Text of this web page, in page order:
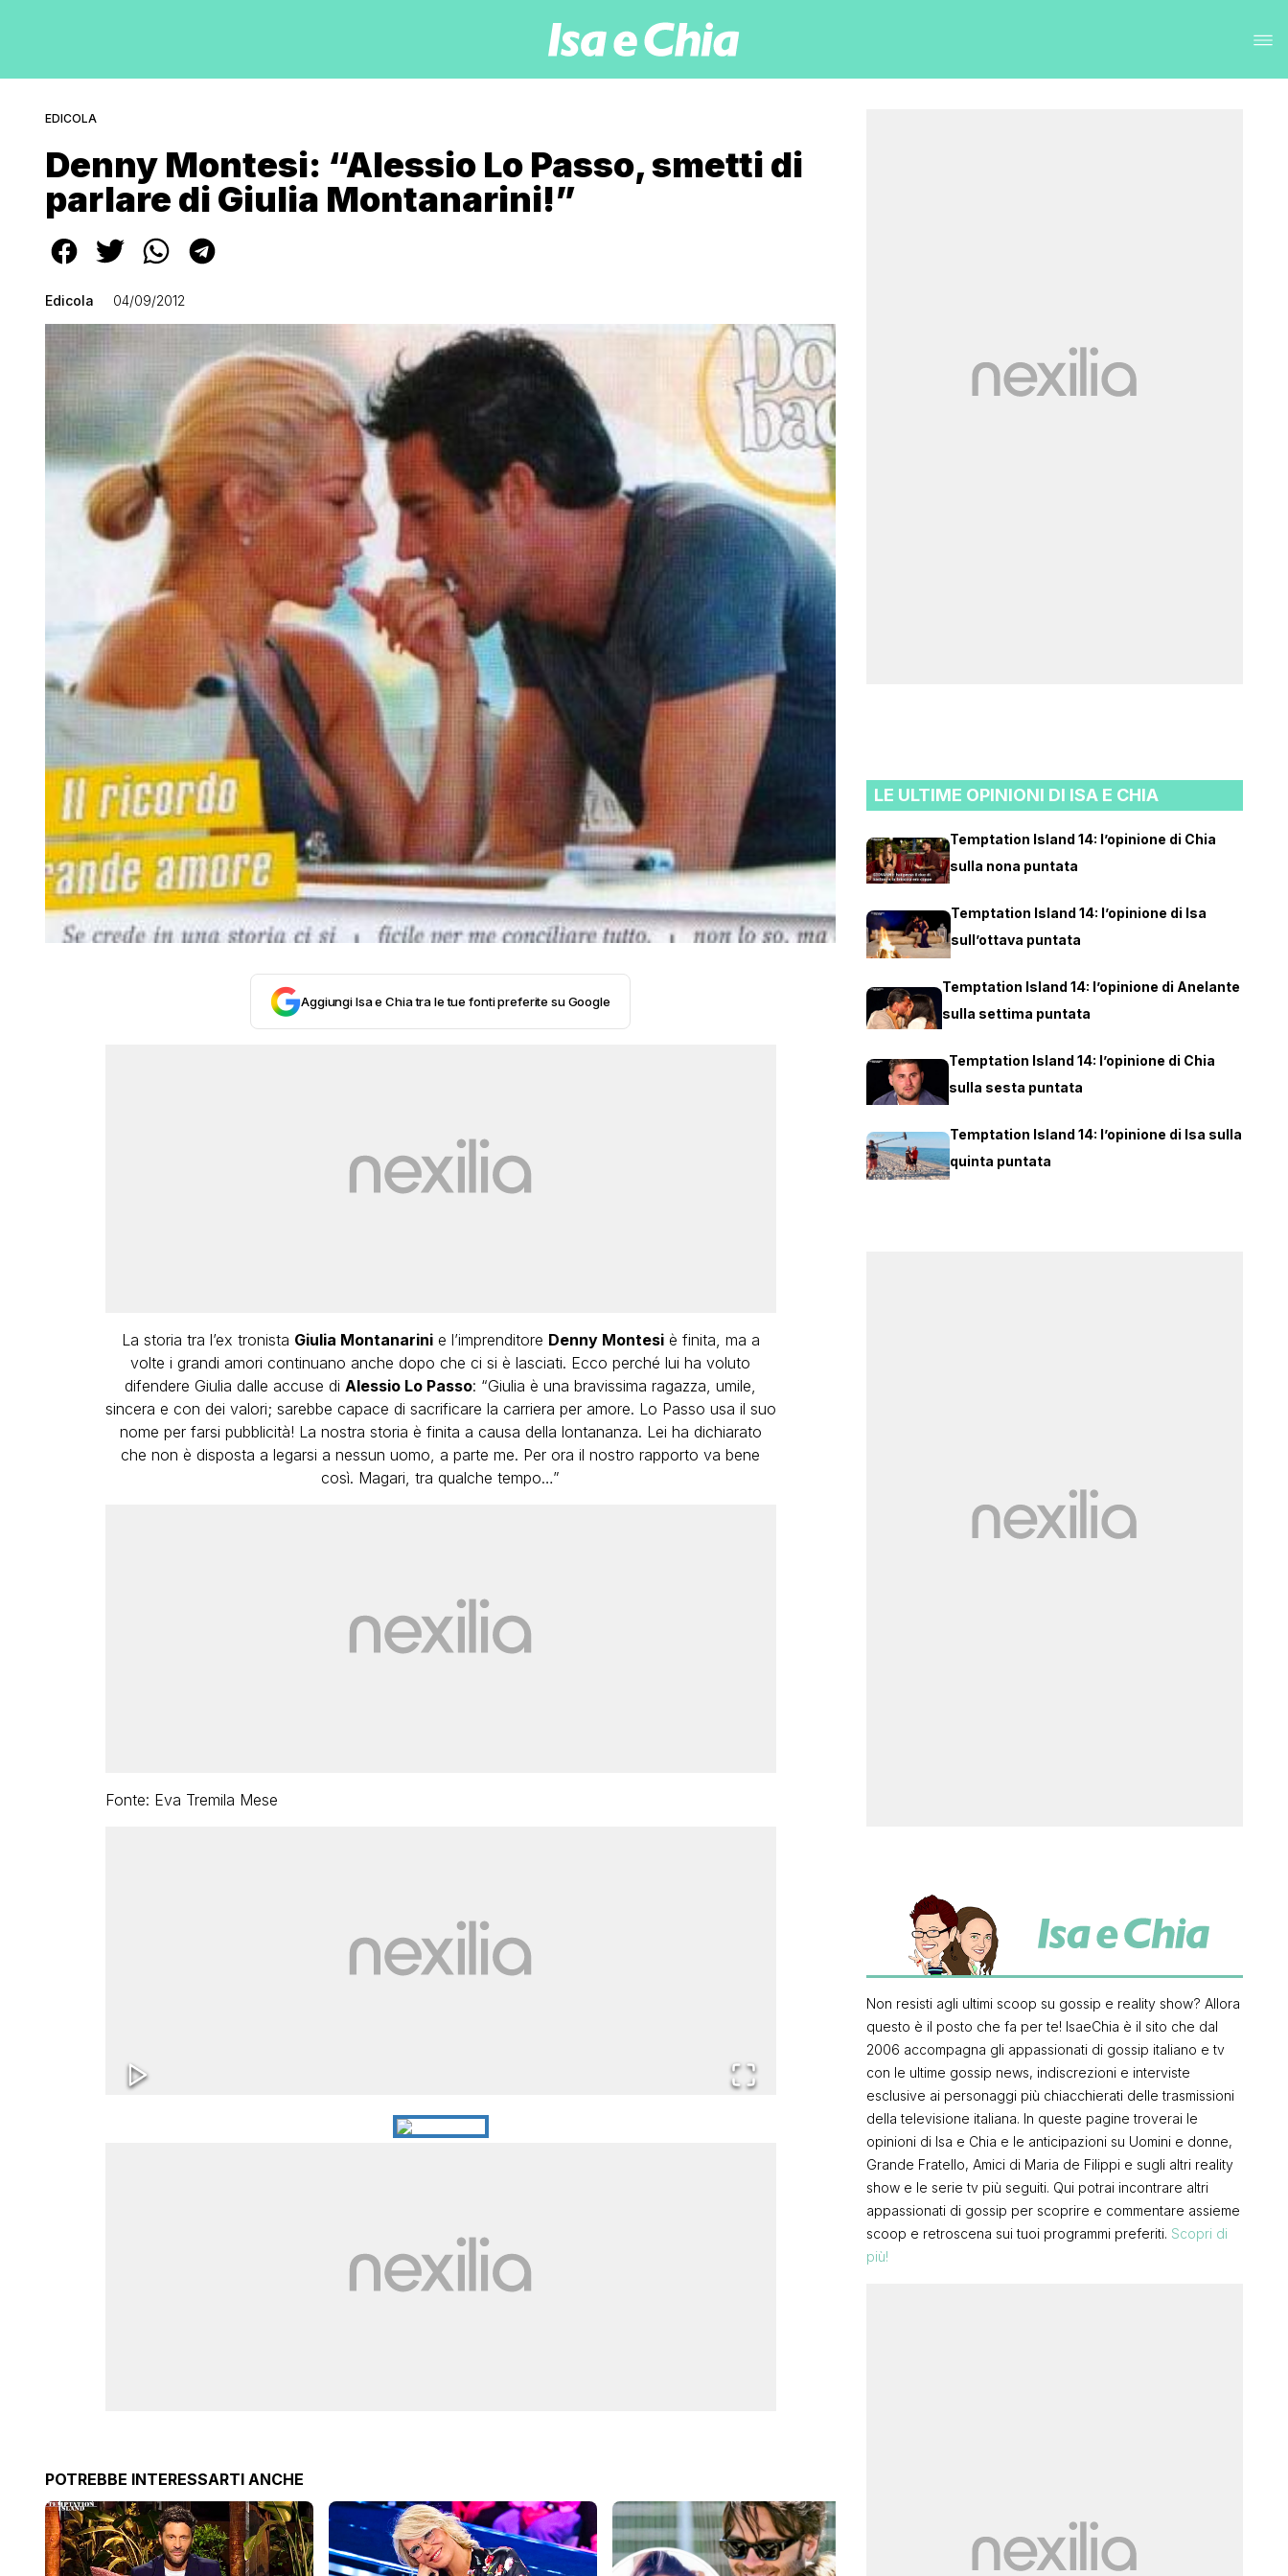
EDICOLA
Denny Montesi: “Alessio Lo Passo, smetti di
parlare di Giulia Montanarini!”
Edicola 04/09/2012
Aggiungi Isa e Chia tra le tue fonti preferite su Google
La storia tra l’ex tronista Giulia Montanarinie l’imprenditore Denny Montesiè finita, ma a
volte i grandi amori continuano anche dopo che ci si è lasciati. Ecco perché lui ha voluto
difendere Giulia dalle accuse di Alessio Lo Passo: “Giulia è una bravissima ragazza, umile,
sincera e con dei valori; sarebbe capace di sacrificare la carriera per amore. Lo Passo usa il suo
nome per farsi pubblicità! La nostra storia è finita a causa della lontananza. Lei ha dichiarato
che non è disposta a legarsi a nessun uomo, a parte me. Per ora il nostro rapporto va bene
così. Magari, tra qualche tempo…”
Fonte: Eva Tremila Mese
POTREBBE INTERESSARTI ANCHE
LE ULTIME OPINIONI DI ISA E CHIA
Temptation Island 14: l’opinione di Chia
sulla nona puntata
Temptation Island 14: l’opinione di Isa
sull’ottava puntata
Temptation Island 14: l’opinione di Anelante
sulla settima puntata
Temptation Island 14: l’opinione di Chia
sulla sesta puntata
Temptation Island 14: l’opinione di Isa sulla
quinta puntata
Non resisti agli ultimi scoop su gossip e reality show? Allora
questo è il posto che fa per te! IsaeChia è il sito che dal
2006 accompagna gli appassionati di gossip italiano e tv
con le ultime gossip news, indiscrezioni e interviste
esclusive ai personaggi più chiacchierati delle trasmissioni
della televisione italiana. In queste pagine troverai le
opinioni di Isa e Chia e le anticipazioni su Uomini e donne,
Grande Fratello, Amici di Maria de Filippi e sugli altri reality
show e le serie tv più seguiti. Qui potrai incontrare altri
appassionati di gossip per scoprire e commentare assieme
scoop e retroscena sui tuoi programmi preferiti. Scopri di
più!